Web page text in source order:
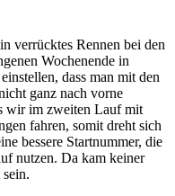
verrücktes Rennen bei den
Wochenende in
dass man mit den
ganz nach vorne
wir im zweiten Lauf mit
fahren, somit dreht sich
bessere Startnummer, die
nutzen. Da kam keiner